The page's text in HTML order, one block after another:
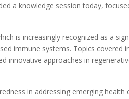
a knowledge session today,
is increasingly recognized as a
immune systems. Topics covered
innovative approaches in
in addressing emerging health